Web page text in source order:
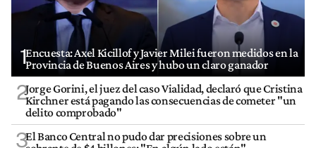
1Encuesta: Axel Kicillof y Javier Milei fueron medidos en la
Provincia de Buenos Aires y hubo un claro ganador
2Jorge Gorini, el juez del caso Vialidad, declaró que Cristina
Kirchner está pagando las consecuencias de cometer "un
delito comprobado"
3El Banco Central no pudo dar precisiones sobre un